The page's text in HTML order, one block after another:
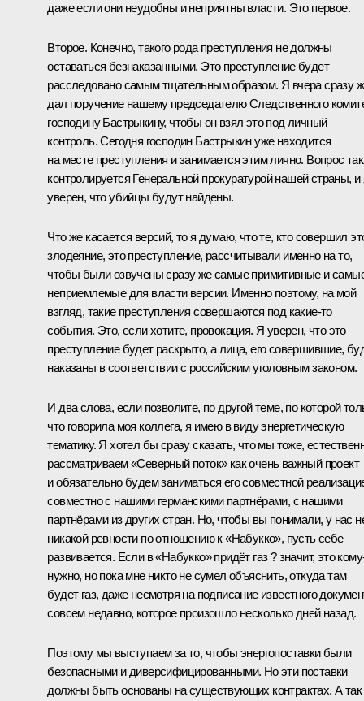
даже если они неудобны и неприятны власти. Это первое.
Второе. Конечно, такого рода преступления не должны
оставаться безнаказанными. Это преступление будет
расследовано самым тщательным образом. Я вчера сразу
дал поручение нашему председателю Следственного
господину Бастрыкину, чтобы он взял это под личный
контроль. Сегодня господин Бастрыкин уже находится
на месте преступления и занимается этим лично. Вопрос
контролируется Генеральной прокуратурой нашей страны, и
уверен, что убийцы будут найдены.
Что же касается версий, то я думаю, что те, кто совершил
злодеяние, это преступление, рассчитывали именно на то,
чтобы были озвучены сразу же самые примитивные и
неприемлемые для власти версии. Именно поэтому, на мой
взгляд, такие преступления совершаются под какие‑то
события. Это, если хотите, провокация. Я уверен, что это
преступление будет раскрыто, а лица, его совершившие,
наказаны в соответствии с российским уголовным законом.
И два слова, если позволите, по другой теме, по которой
что говорила моя коллега, я имею в виду энергетическую
тематику. Я хотел бы сразу сказать, что мы тоже,
рассматриваем «Северный поток» как очень важный проект
и обязательно будем заниматься его совместной
совместно с нашими германскими партнёрами, с нашими
партнёрами из других стран. Но, чтобы вы понимали, у нас
никакой ревности по отношению к «Набукко», пусть себе
развивается. Если в «Набукко» придёт газ ? значит, это
нужно, но пока мне никто не сумел объяснить, откуда там
будет газ, даже несмотря на подписание известного
совсем недавно, которое произошло несколько дней назад.
Поэтому мы выступаем за то, чтобы энергопоставки были
безопасными и диверсифицированными. Но эти поставки
должны быть основаны на существующих контрактах. А так